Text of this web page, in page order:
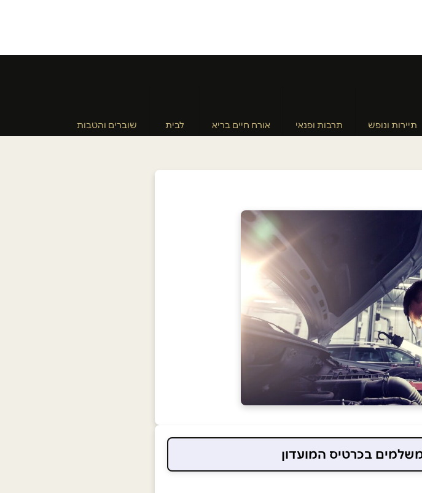
תיירות ונופש תרבות ופנאי אורח חיים בריא לבית שוברים והטבות